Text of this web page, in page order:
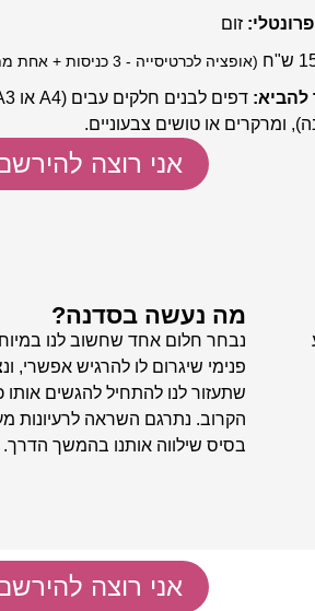
פרונטלי: זום
ש"ח (אופציה לכרטיסייה - 3 כניסות + אחת מתנה)
להביא:
ומרקרים או טושים צבעוניים.
אני רוצה
מה נעשה בסדנה?
נבחר חלום אחד שחשוב לנו
פנימי שיגרום לו להרגיש אפשרי,
שתעזור לנו להתחיל להגשים אותו
הקרוב. נתרגם השראה לרעיונות
בסיס שילווה אותנו בהמשך הדרך.
אני רוצה